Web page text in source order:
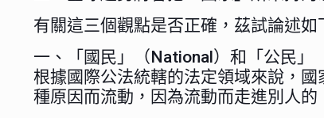
有關這三個觀點是否正確，茲試論述如
一、「國民」（National）和「公民」
根據國際公法統轄的法定領域來說，
種原因而流動，因為流動而走進別人